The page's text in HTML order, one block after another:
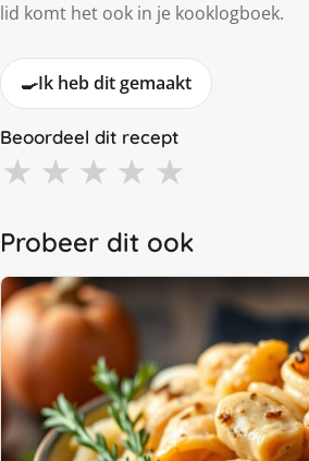
lid komt het ook in je kooklogboek.
🍳Ik heb dit gemaakt
Beoordeel dit recept
★ ★ ★ ★ ★
Probeer dit ook